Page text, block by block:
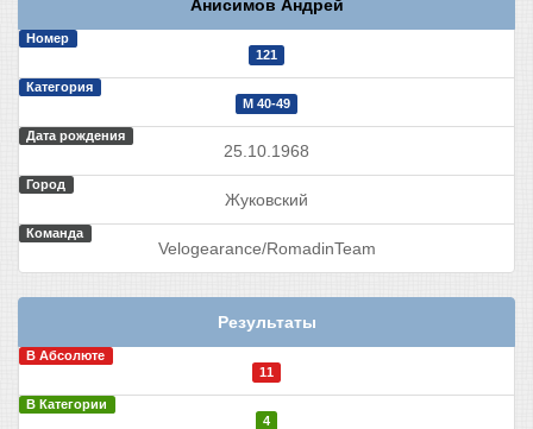
Анисимов Андрей
Номер
121
Категория
М 40-49
Дата рождения
25.10.1968
Город
Жуковский
Команда
Velogearance/RomadinTeam
Результаты
В Абсолюте
11
В Категории
4